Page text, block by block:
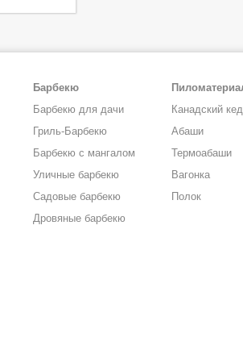
Барбекю
Барбекю для дачи
Гриль-Барбекю
Барбекю с мангалом
Уличные барбекю
Садовые барбекю
Дровяные барбекю
Канадский
Абаши
Термоабаши
Вагонка
Полок